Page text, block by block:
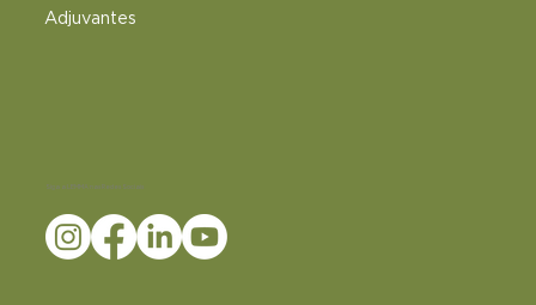
Adjuvantes
Siga a LEMMA nas Redes Sociais